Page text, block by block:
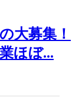
大募集！
ほぼ...